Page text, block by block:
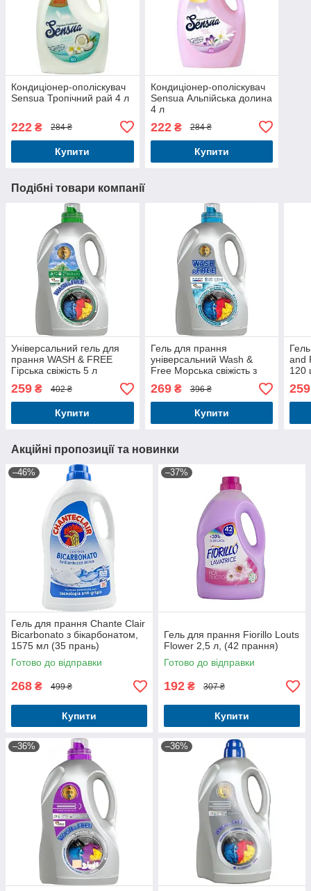
Кондиціонер-ополіскувач
Sensua Тропічний рай 4 л
222 ₴ 284 ₴
Купити
Кондиціонер-ополіскувач
Sensua Альпійська долина
4 л
222₴ 284 ₴
Купити
Подібні товари компанії
Універсальний гель для
прання WASH & FREE
Гірська свіжість 5 л
259 ₴ 402 ₴
Купити
Гель для прання
універсальний Wash &
Free Морська свіжість з
нотками мінеральної солі
5000 г
269₴ 396 ₴
Купити
and
120
259
Акційні пропозиції та новинки
–46%
Гель для прання Chante Clair
Bicarbonato з бікарбонатом,
1575 мл (35 прань)
Готово до відправки
268 ₴ 499 ₴
Купити
–37%
Гель для прання Fiorillo Louts
Flower 2,5 л, (42 прання)
Готово до відправки
192 ₴ 307 ₴
Купити
–36% –36%